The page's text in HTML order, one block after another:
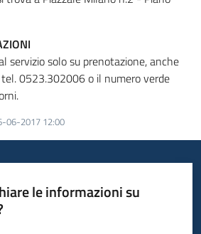
servizio solo su prenotazione, anche
0523.302006 o il numero verde
06-2017 12:00
le informazioni su